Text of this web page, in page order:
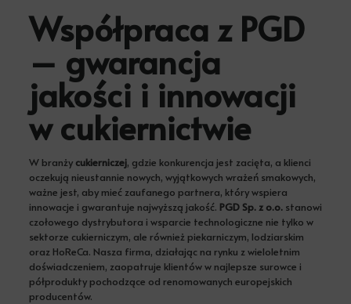
Współpraca z PGD
– gwarancja
jakości i innowacji
w cukiernictwie
W branży cukierniczej, gdzie konkurencja jest zacięta, a klienci
oczekują nieustannie nowych, wyjątkowych wrażeń smakowych,
ważne jest, aby mieć zaufanego partnera, który wspiera
innowacje i gwarantuje najwyższą jakość. PGD Sp. z o.o.stanowi
czołowego dystrybutora i wsparcie technologiczne nie tylko w
sektorze cukierniczym, ale również piekarniczym, lodziarskim
oraz HoReCa. Nasza firma, działając na rynku z wieloletnim
doświadczeniem, zaopatruje klientów w najlepsze surowce i
półprodukty pochodzące od renomowanych europejskich
producentów.